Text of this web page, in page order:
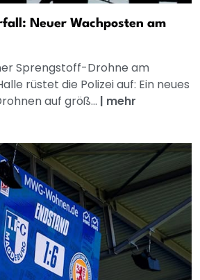
Neuer Wachposten am
Sprengstoff-Drohne am
rüstet die Polizei auf: Ein neues
auf größ... | mehr